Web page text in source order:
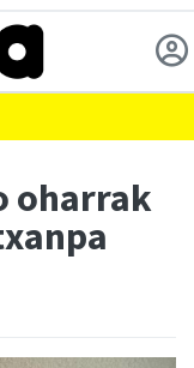
oharrak